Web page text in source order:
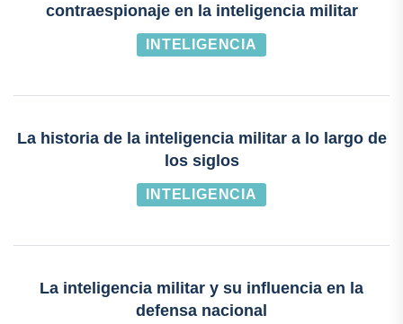
contraespionaje en la inteligencia militar
INTELIGENCIA
La historia de la inteligencia militar a lo largo de
los siglos
INTELIGENCIA
La inteligencia militar y su influencia en la
defensa nacional